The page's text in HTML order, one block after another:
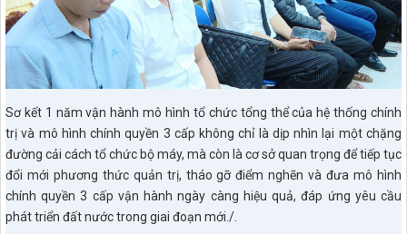
Sơ kết 1 năm vận hành mô hình tổ chức tổng thể của hệ thống chính
trị và mô hình chính quyền 3 cấp không chỉ là dịp nhìn lại một chặng
đường cải cách tổ chức bộ máy, mà còn là cơ sở quan trọng để tiếp tục
đổi mới phương thức quản trị, tháo gỡ điểm nghẽn và đưa mô hình
chính quyền 3 cấp vận hành ngày càng hiệu quả, đáp ứng yêu cầu
phát triển đất nước trong giai đoạn mới./.